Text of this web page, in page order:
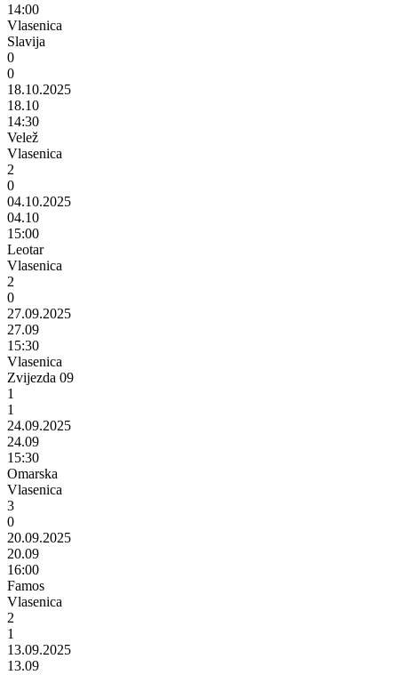
14:00
Vlasenica
Slavija
0
0
18.10.2025
18.10
14:30
Velež
Vlasenica
2
0
04.10.2025
04.10
15:00
Leotar
Vlasenica
2
0
27.09.2025
27.09
15:30
Vlasenica
Zvijezda 09
1
1
24.09.2025
24.09
15:30
Omarska
Vlasenica
3
0
20.09.2025
20.09
16:00
Famos
Vlasenica
2
1
13.09.2025
13.09